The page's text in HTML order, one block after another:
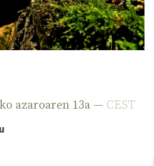
azaroaren 13a — CEST